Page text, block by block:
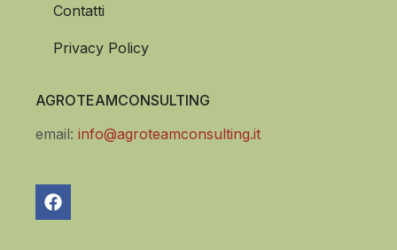
Contatti
Privacy Policy
AGROTEAMCONSULTING
email: info@agroteamconsulting.it